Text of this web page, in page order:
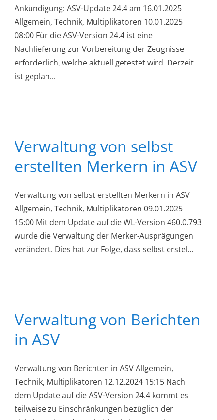
Ankündigung: ASV-Update 24.4 am 16.01.2025
Allgemein, Technik, Multiplikatoren 10.01.2025
08:00 Für die ASV-Version 24.4 ist eine
Nachlieferung zur Vorbereitung der Zeugnisse
erforderlich, welche aktuell getestet wird. Derzeit
ist geplan...
Verwaltung von selbst
erstellten Merkern in ASV
Verwaltung von selbst erstellten Merkern in ASV
Allgemein, Technik, Multiplikatoren 09.01.2025
15:00 Mit dem Update auf die WL-Version 460.0.793
wurde die Verwaltung der Merker-Ausprägungen
verändert. Dies hat zur Folge, dass selbst erstel...
Verwaltung von Berichten
in ASV
Verwaltung von Berichten in ASV Allgemein,
Technik, Multiplikatoren 12.12.2024 15:15 Nach
dem Update auf die ASV-Version 24.4 kommt es
teilweise zu Einschränkungen bezüglich der